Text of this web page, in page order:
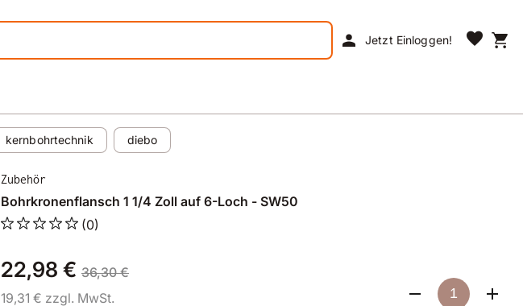
person Jetzt Einloggen! favorite shopping_cart
kernbohrtechnik diebo
Zubehör
Bohrkronenflansch 1 1/4 Zoll auf 6-Loch - SW50
(0)
22,98 € 36,30 €
19,31 € zzgl. MwSt.